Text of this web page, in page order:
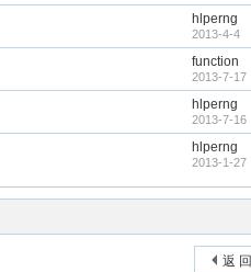
hlperng
2013-4-4
function
2013-7-17
hlperng
2013-7-16
hlperng
2013-1-27
返 回